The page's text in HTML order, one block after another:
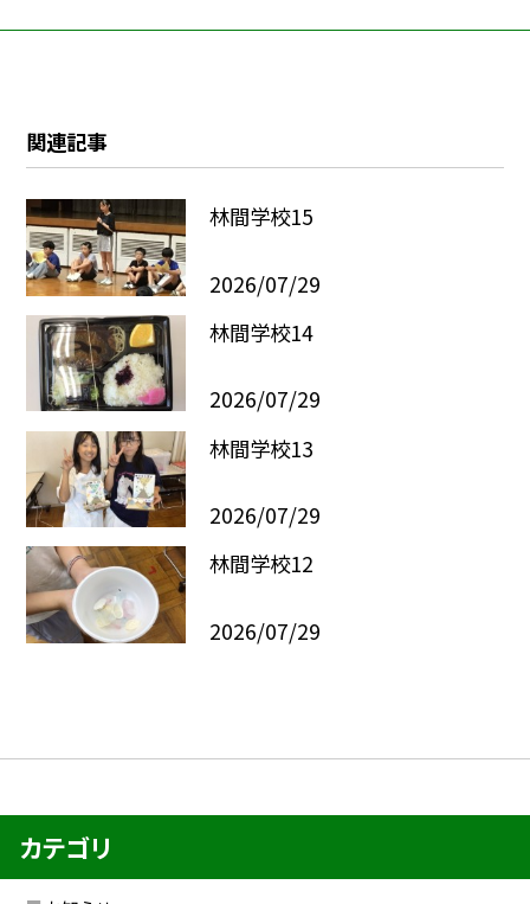
関連記事
林間学校15
2026/07/29
林間学校14
2026/07/29
林間学校13
2026/07/29
林間学校12
2026/07/29
カテゴリ